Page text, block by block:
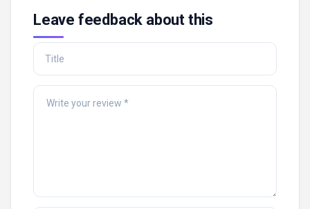
Leave feedback about this